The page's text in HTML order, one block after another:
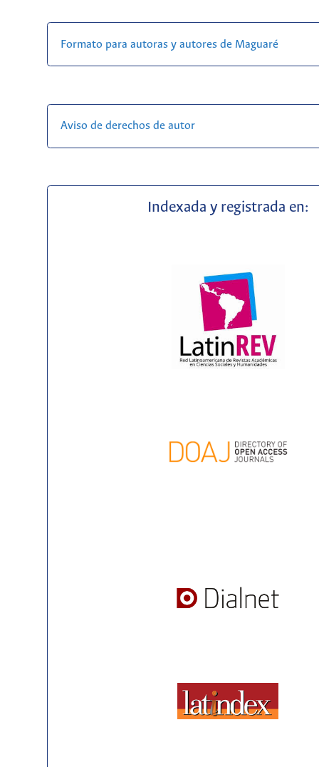
Formato para autoras y autores de Maguaré
Aviso de derechos de autor
Indexada y registrada en: